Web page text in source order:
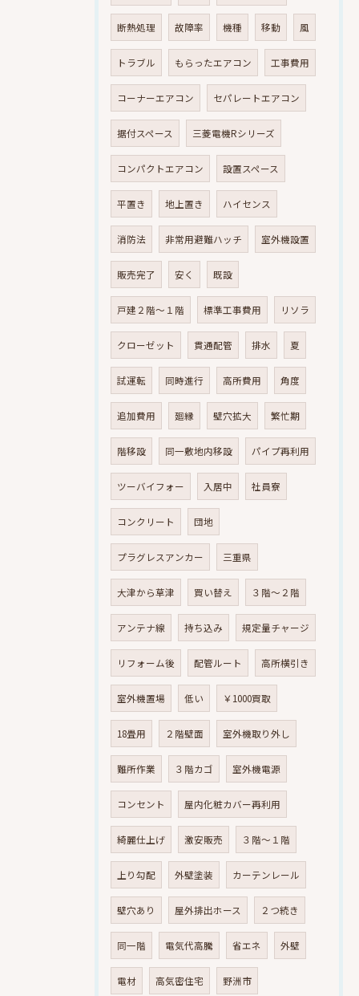
断熱処理 故障率 機種 移動 風
トラブル もらったエアコン 工事費用
コーナーエアコン セパレートエアコン
据付スペース 三菱電機Rシリーズ
コンパクトエアコン 設置スペース
平置き 地上置き ハイセンス
消防法 非常用避難ハッチ 室外機設置
販売完了 安く 既設
戸建２階～１階 標準工事費用 リソラ
クローゼット 貫通配管 排水 夏
試運転 同時進行 高所費用 角度
追加費用 廻縁 壁穴拡大 繁忙期
階移設 同一敷地内移設 パイプ再利用
ツーバイフォー 入居中 社員寮
コンクリート 団地
プラグレスアンカー 三重県
大津から草津 買い替え ３階～２階
アンテナ線 持ち込み 規定量チャージ
リフォーム後 配管ルート 高所横引き
室外機置場 低い ￥1000買取
18畳用 ２階壁面 室外機取り外し
難所作業 ３階カゴ 室外機電源
コンセント 屋内化粧カバー再利用
綺麗仕上げ 激安販売 ３階～１階
上り勾配 外壁塗装 カーテンレール
壁穴あり 屋外排出ホース ２つ続き
同一階 電気代高騰 省エネ 外壁
電材 高気密住宅 野洲市